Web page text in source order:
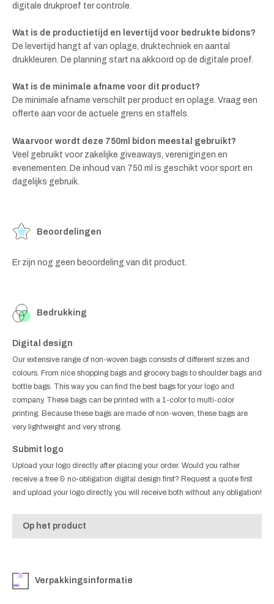
digitale drukproef ter controle.
Wat is de productietijd en levertijd voor bedrukte bidons?
De levertijd hangt af van oplage, druktechniek en aantal
drukkleuren. De planning start na akkoord op de digitale proef.
Wat is de minimale afname voor dit product?
De minimale afname verschilt per product en oplage. Vraag een
offerte aan voor de actuele grens en staffels.
Waarvoor wordt deze 750ml bidon meestal gebruikt?
Veel gebruikt voor zakelijke giveaways, verenigingen en
evenementen. De inhoud van 750 ml is geschikt voor sport en
dagelijks gebruik.
Beoordelingen
Er zijn nog geen beoordeling van dit product.
Bedrukking
Digital design
Our extensive range of non-woven bags consists of different sizes and
colours. From nice shopping bags and grocery bags to shoulder bags and
bottle bags. This way you can find the best bags for your logo and
company. These bags can be printed with a 1-color to multi-color
printing. Because these bags are made of non-woven, these bags are
very lightweight and very strong.
Submit logo
Upload your logo directly after placing your order. Would you rather
receive a free & no-obligation digital design first? Request a quote first
and upload your logo directly, you will receive both without any obligation!
Op het product
Verpakkingsinformatie